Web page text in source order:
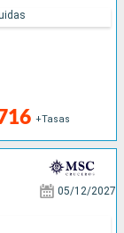
+Tasas
05/12/2027